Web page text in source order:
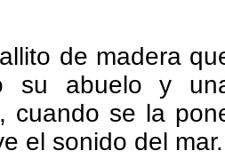
de madera
su abuelo y
cuando se la
el sonido del mar.